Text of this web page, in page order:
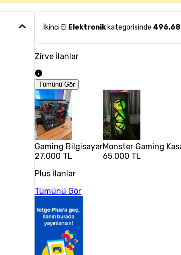
İkinci El Elektronikkategorisinde
Zirve İlanlar
Tümünü Gör
Gaming Bilgisayar
27.000 TL
Monster Gaming
65.000 TL
Plus İlanlar
Tümünü Gör